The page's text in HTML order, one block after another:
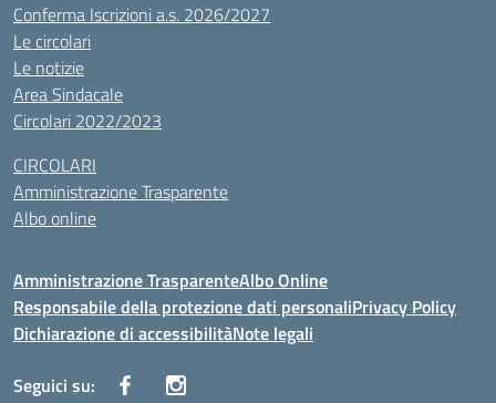
Conferma Iscrizioni a.s. 2026/2027
Le circolari
Le notizie
Area Sindacale
Circolari 2022/2023
CIRCOLARI
Amministrazione Trasparente
Albo online
Amministrazione TrasparenteAlbo Online
Responsabile della protezione dati personaliPrivacy Policy
Dichiarazione di accessibilitàNote legali
Seguici su: